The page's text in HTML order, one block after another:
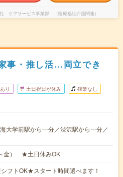
ケアサービス事業部 （医療福祉介護関連）
事・推し活…両立でき
り 土日祝日が休み 残業なし
大学前駅から---分／渋沢駅から---分／
金） ★土日休みOK
フトOK★スタート時間選べます！